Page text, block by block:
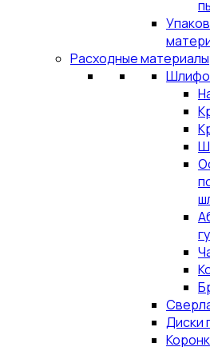
Расходные материалы
Диски